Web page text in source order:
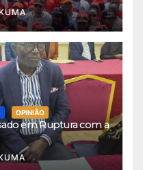
OPINIÃO
em Ruptura com a